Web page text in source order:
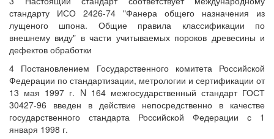
стандарту ИСО 2426-74 "Фанера общего назначения из
лущеного шпона. Общие правила классификации по
внешнему виду" в части учитываемых пороков древесины и
дефектов обработки
4 Постановлением Государственного комитета Российской
Федерации по стандартизации, метрологии и сертификации от
13 мая 1997 г. N 164 межгосударственный стандарт ГОСТ
30427-96 введен в действие непосредственно в качестве
государственного стандарта Российской Федерации с 1
января 1998 г.